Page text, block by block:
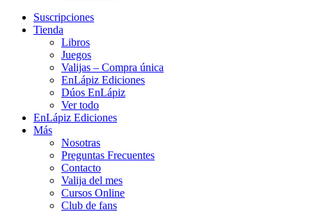
Suscripciones
Tienda
Libros
Juegos
Valijas – Compra única
EnLápiz Ediciones
Dúos EnLápiz
Ver todo
EnLápiz Ediciones
Más
Nosotras
Preguntas Frecuentes
Contacto
Valija del mes
Cursos Online
Club de fans